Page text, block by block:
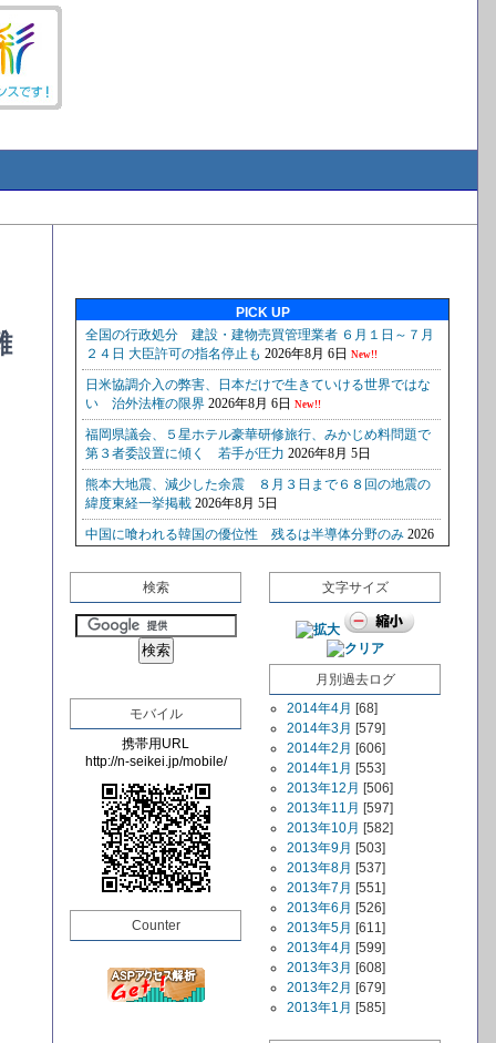
PICK UP
検索
モバイル
携帯用URL
http://n-seikei.jp/mobile/
Counter
文字サイズ
月別過去ログ
2014年4月 [68]
2014年3月 [579]
2014年2月 [606]
2014年1月 [553]
2013年12月 [506]
2013年11月 [597]
2013年10月 [582]
2013年9月 [503]
2013年8月 [537]
2013年7月 [551]
2013年6月 [526]
2013年5月 [611]
2013年4月 [599]
2013年3月 [608]
2013年2月 [679]
2013年1月 [585]